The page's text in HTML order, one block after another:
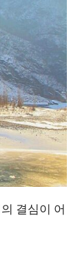
결심이 어